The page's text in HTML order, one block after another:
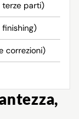
terze parti)
finishing)
correzioni)